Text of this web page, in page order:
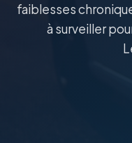
faiblesses
à surveiller